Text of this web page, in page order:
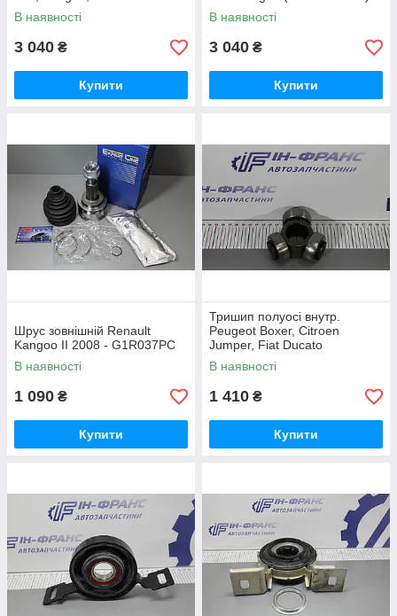
В наявності
3 040 ₴
Купити
В наявності
3 040 ₴
Купити
Шрус зовнішній Renault
Kangoo II 2008 - G1R037PC
В наявності
1 090 ₴
Купити
Тришип полуосі внутр.
Peugeot Boxer, Citroen
Jumper, Fiat Ducato
29z/42mm 2.2-3.0D 2006р-
В наявності
1 410 ₴
Купити